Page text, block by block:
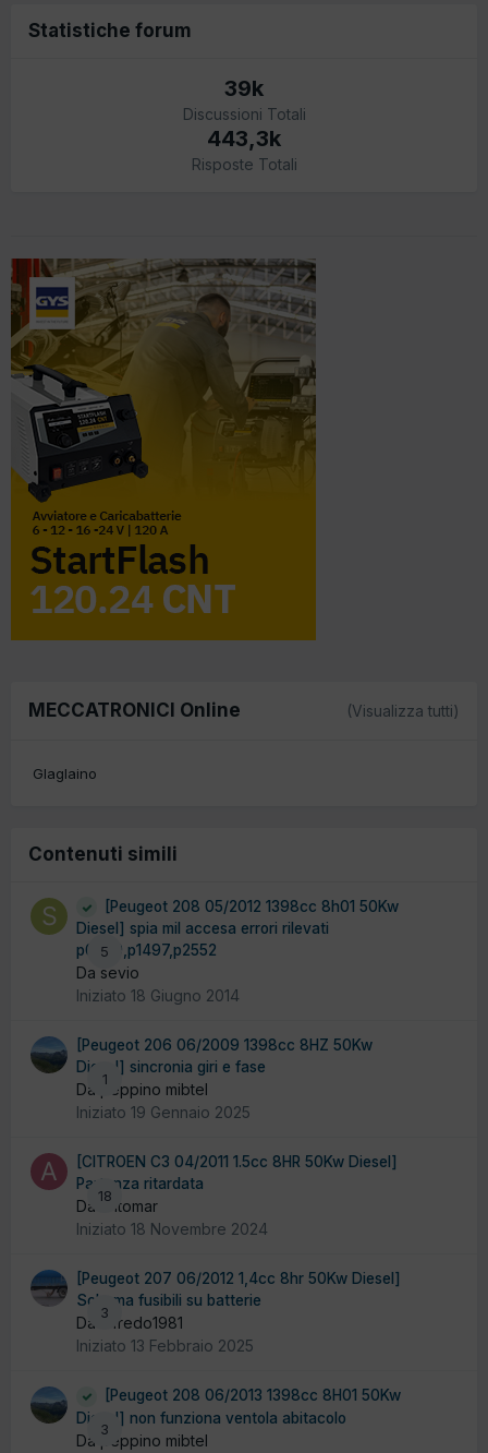
Statistiche forum
39k
Discussioni Totali
443,3k
Risposte Totali
MECCATRONICI Online (Visualizza tutti)
Glaglaino
Contenuti simili
5
[Peugeot 208 05/2012 1398cc 8h01 50Kw
Diesel] spia mil accesa errori rilevati
p0299,p1497,p2552
Da sevio
Iniziato 18 Giugno 2014
1
[Peugeot 206 06/2009 1398cc 8HZ 50Kw
Diesel] sincronia giri e fase
Da peppino mibtel
Iniziato 19 Gennaio 2025
18
[CITROEN C3 04/2011 1.5cc 8HR 50Kw Diesel]
Partenza ritardata
Da antomar
Iniziato 18 Novembre 2024
3
[Peugeot 207 06/2012 1,4cc 8hr 50Kw Diesel]
Schema fusibili su batterie
Da alfredo1981
Iniziato 13 Febbraio 2025
3
[Peugeot 208 06/2013 1398cc 8H01 50Kw
Diesel] non funziona ventola abitacolo
Da peppino mibtel